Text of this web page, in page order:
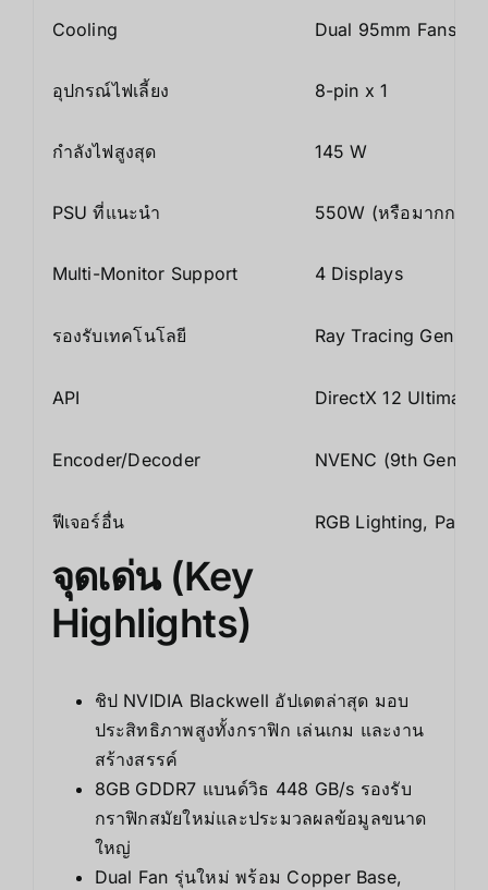
Cooling Dual 95mm Fans,
อุปกรณ์ไฟเลี้ยง 8-pin x 1
กำลังไฟสูงสุด 145 W
PSU ที่แนะนำ 550W (หรือมากกว่า)
Multi-Monitor Support 4 Displays
รองรับเทคโนโลยี Ray Tracing Gen 4,
API DirectX 12
Encoder/Decoder NVENC (9th Gen),
ฟีเจอร์อื่น RGB Lighting, Palit
จุดเด่น (Key
Highlights)
ชิป NVIDIA Blackwell อัปเดตล่าสุด มอบ
ประสิทธิภาพสูงทั้งกราฟิก เล่นเกม และงาน
สร้างสรรค์
8GB GDDR7 แบนด์วิธ 448 GB/s รองรับ
กราฟิกสมัยใหม่และประมวลผลข้อมูลขนาด
ใหญ่
Dual Fan รุ่นใหม่ พร้อม Copper Base,